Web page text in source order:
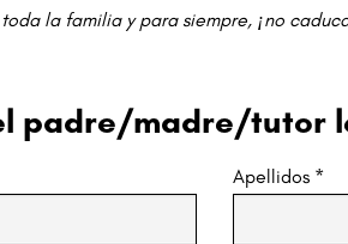
la familia y para siempre, ¡no
padre/madre/tutor
Apellidos *